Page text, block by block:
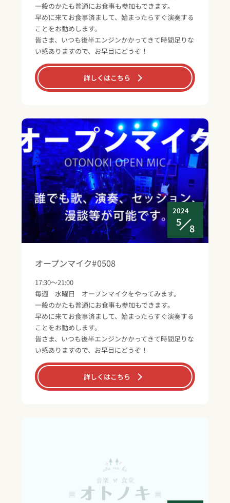
一般のかたも普通にお食事も参加もできます。
早めに来てお食事済まして、始まったらすぐ演奏する
ことをお勧めします。
皆さま、いつも後半エンジンかかってきて時間足りな
い感ありますので、お早目にどうぞ！
詳しくはこちら
2024
5
8
オープンマイク#0508
17:30～21:00
毎週 水曜日 オープンマイクをやってみます。
一般のかたも普通にお食事も参加もできます。
早めに来てお食事済まして、始まったらすぐ演奏する
ことをお勧めします。
皆さま、いつも後半エンジンかかってきて時間足りな
い感ありますので、お早目にどうぞ！
詳しくはこちら